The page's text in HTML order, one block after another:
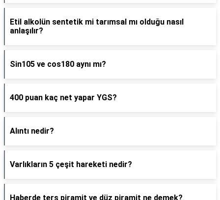
Etil alkolün sentetik mi tarımsal mı olduğu nasıl
anlaşılır?
Sin105 ve cos180 aynı mı?
400 puan kaç net yapar YGS?
Alıntı nedir?
Varlıkların 5 çeşit hareketi nedir?
Haberde ters piramit ve düz piramit ne demek?